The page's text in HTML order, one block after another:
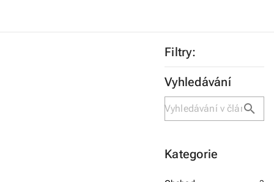
Filtry:
Vyhledávání
Kategorie